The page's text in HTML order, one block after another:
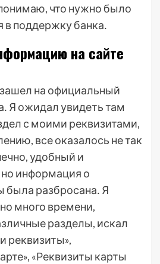
что нужно было
в поддержку банка․
на сайте
на официальный
Я ожидал увидеть там
с моими реквизитами,
все оказалось не так
удобный и
информация о
была разбросана․ Я
много времени,
разделы, искал
реквизиты»,
«Реквизиты карты